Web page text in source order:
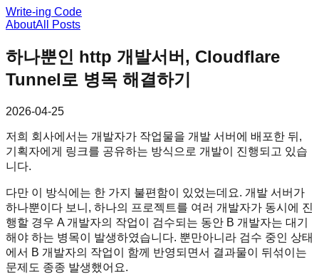
Write-ing Code
AboutAll Posts
하나뿐인 http 개발서버, Cloudflare
Tunnel로 병목 해결하기
2026-04-25
저희 회사에서는 개발자가 작업물을 개발 서버에 배포한 뒤,
기획자에게 링크를 공유하는 방식으로 개발이 진행되고 있습
니다.
다만 이 방식에는 한 가지 불편함이 있었는데요. 개발 서버가
하나뿐이다 보니, 하나의 프로젝트를 여러 개발자가 동시에 진
행할 경우 A 개발자의 작업이 검수되는 동안 B 개발자는 대기
해야 하는 병목이 발생하였습니다. 뿐만아니라 검수 중인 상태
에서 B 개발자의 작업이 함께 반영되면서 결과물이 뒤섞이는
문제도 종종 발생했어요.